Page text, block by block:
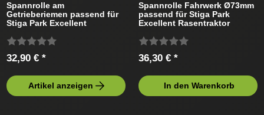
Spannrolle am
Getrieberiemen passend für
Stiga Park Excellent
32,90 € *
Artikel anzeigen
Spannrolle Fahrwerk Ø73mm
passend für Stiga Park
Excellent Rasentraktor
36,30 € *
In den Warenkorb